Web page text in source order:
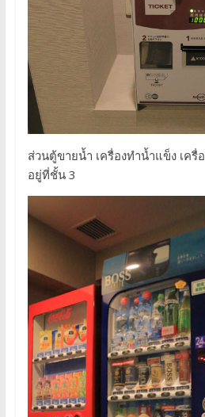
ส่วนตู้ขายน้ำ เครื่องทำน้ำแข็ง เครื่
อยู่ที่ชั้น 3